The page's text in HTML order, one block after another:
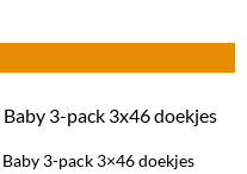
3-pack 3×46 doekjes